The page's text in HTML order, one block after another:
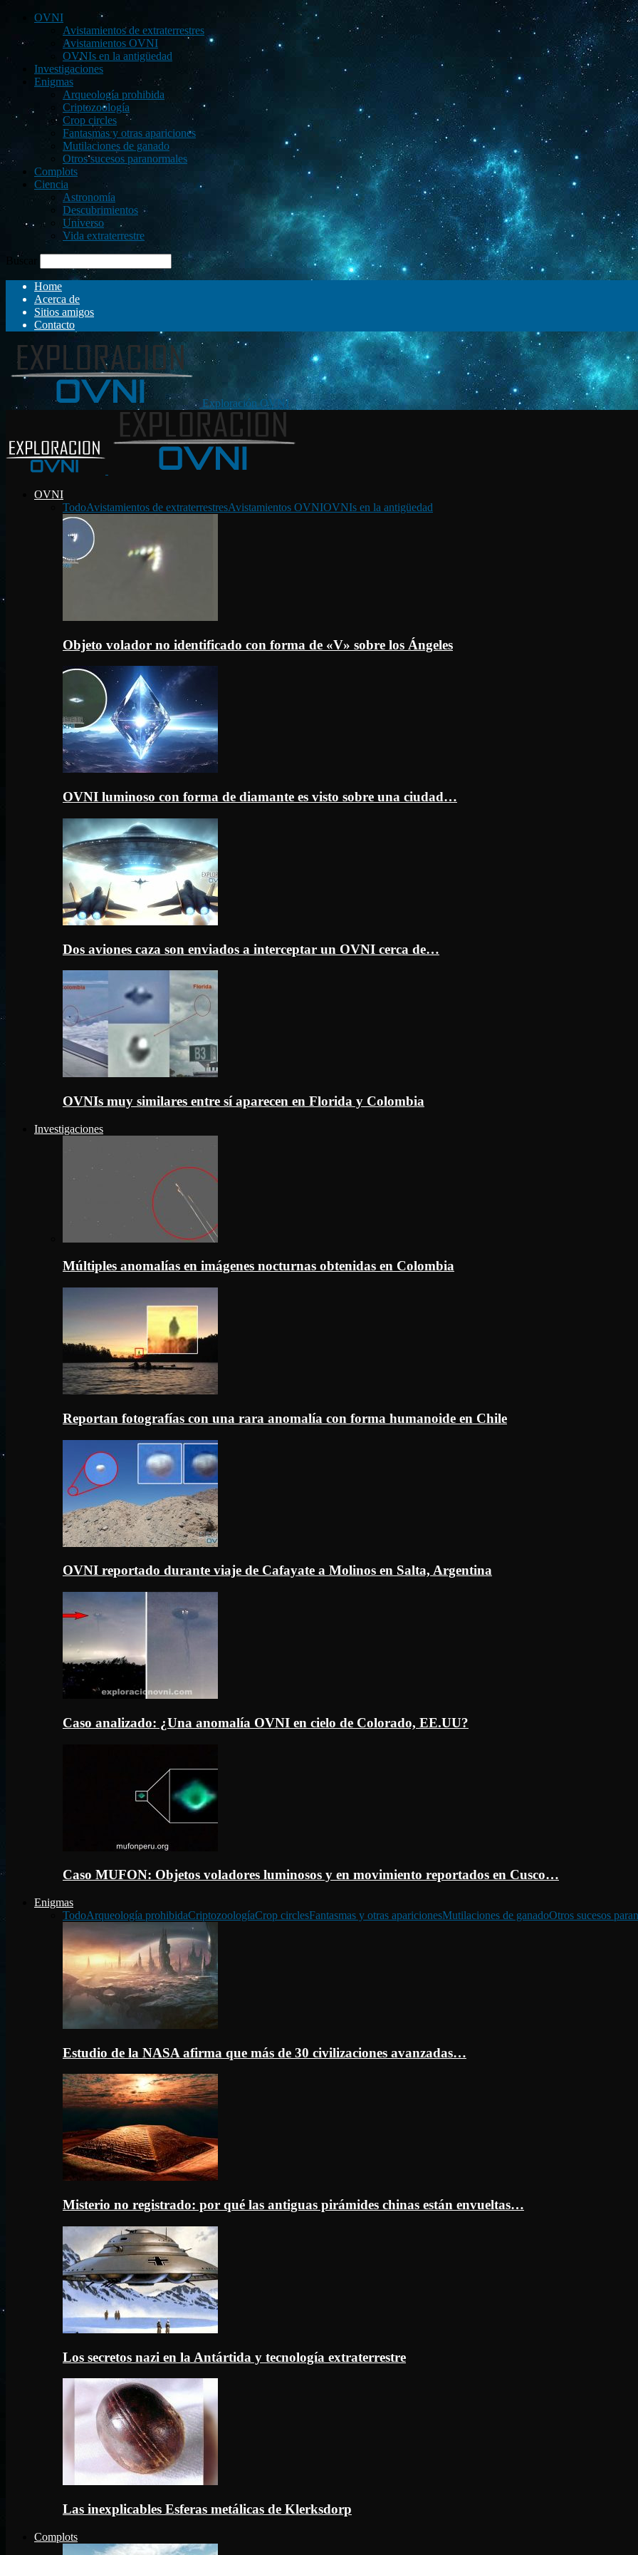
OVNI
Avistamientos de extraterrestres
Avistamientos OVNI
OVNIs en la antigüedad
Investigaciones
Enigmas
Arqueología prohibida
Criptozoología
Crop circles
Fantasmas y otras apariciones
Mutilaciones de ganado
Otros sucesos paranormales
Complots
Ciencia
Astronomía
Descubrimientos
Universo
Vida extraterrestre
Buscar
Home
Acerca de
Sitios amigos
Contacto
Exploración OVNI
OVNI
TodoAvistamientos de extraterrestresAvistamientos OVNIOVNIs en la antigüedad
Objeto volador no identificado con forma de «V» sobre los Ángeles
OVNI luminoso con forma de diamante es visto sobre una ciudad…
Dos aviones caza son enviados a interceptar un OVNI cerca de…
OVNIs muy similares entre sí aparecen en Florida y Colombia
Investigaciones
Múltiples anomalías en imágenes nocturnas obtenidas en Colombia
Reportan fotografías con una rara anomalía con forma humanoide en Chile
OVNI reportado durante viaje de Cafayate a Molinos en Salta, Argentina
Caso analizado: ¿Una anomalía OVNI en cielo de Colorado, EE.UU?
Caso MUFON: Objetos voladores luminosos y en movimiento reportados en Cusco…
Enigmas
TodoArqueología prohibidaCriptozoologíaCrop circlesFantasmas y otras aparicionesMutilaciones de ganadoOtros sucesos
Estudio de la NASA afirma que más de 30 civilizaciones avanzadas…
Misterio no registrado: por qué las antiguas pirámides chinas están envueltas…
Los secretos nazi en la Antártida y tecnología extraterrestre
Las inexplicables Esferas metálicas de Klerksdorp
Complots